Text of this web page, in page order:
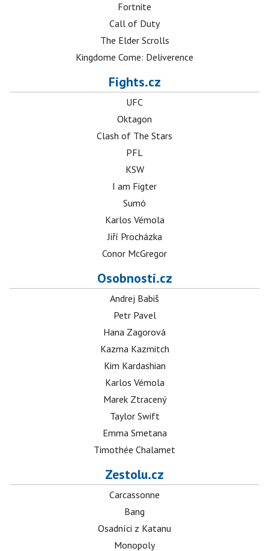
Fortnite
Call of Duty
The Elder Scrolls
Kingdome Come: Deliverence
Fights.cz
UFC
Oktagon
Clash of The Stars
PFL
KSW
I am Figter
Sumó
Karlos Vémola
Jiří Procházka
Conor McGregor
Osobnosti.cz
Andrej Babiš
Petr Pavel
Hana Zagorová
Kazma Kazmitch
Kim Kardashian
Karlos Vémola
Marek Ztracený
Taylor Swift
Emma Smetana
Timothée Chalamet
Zestolu.cz
Carcassonne
Bang
Osadníci z Katanu
Monopoly